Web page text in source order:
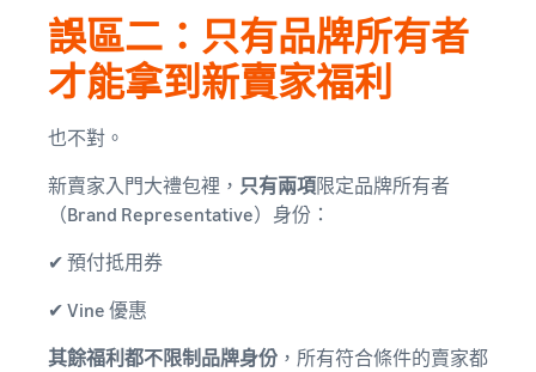
誤區二：只有品牌所有者
才能拿到新賣家福利
也不對。
新賣家入門大禮包裡， 只有兩項限定品牌所有者
（Brand Representative）身份：
✔ 預付抵用券
✔ Vine 優惠
其餘福利都不限制品牌身份 ，所有符合條件的賣家都